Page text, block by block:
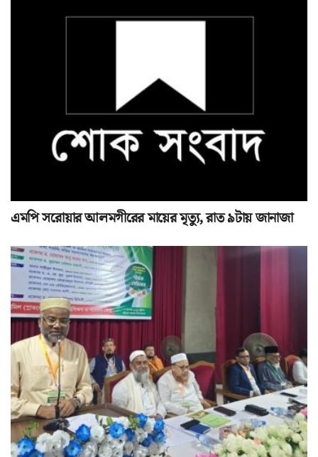
এমপি সরোয়ার আলমগীরের মায়ের মৃত্যু, রাত ৯টায় জানাজা